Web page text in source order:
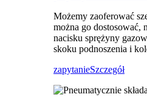
Możemy zaoferować
można go dostosować,
nacisku sprężyny
skoku podnoszenia i
zapytanieSzczegół